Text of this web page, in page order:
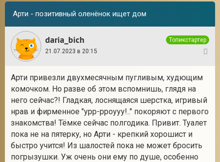
Арти - позитивный оленёнок ищет дом
daria_bich
Топикстартер
21.07.2023 в 20:15
Арти привезли двухмесячным пугливым, худющим
комочком. Но разве об этом вспомнишь, глядя на
него сейчас?! Гладкая, лоснящаяся шерстка, игривый
нрав и фирменное "урр-рроууу!.." покоряют с первого
знакомства! Тёмке сейчас полгодика. Привит. Туалет
пока не на пятерку, но Арти - крепкий хорошист и
быстро учится! Из шалостей пока не может бросить
погрызушки. Уж очень они ему по душе, особенно